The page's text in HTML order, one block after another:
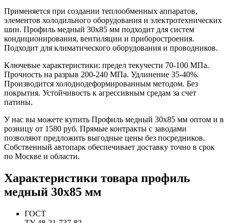
Применяется при создании теплообменных аппаратов,
элементов холодильного оборудования и электротехнических
шин. Профиль медный 30х85 мм подходит для систем
кондиционирования, вентиляции и приборостроения.
Подходит для климатического оборудования и проводников.
Ключевые характеристики: предел текучести 70-100 МПа.
Прочность на разрыв 200-240 МПа. Удлинение 35-40%.
Производится холоднодеформированным методом. Без
покрытия. Устойчивость к агрессивным средам за счет
патины.
У нас вы можете купить Профиль медный 30х85 мм оптом и в
розницу от 1580 руб. Прямые контракты с заводами
позволяют предложить выгодные цены без посредников.
Собственный автопарк обеспечивает доставку точно в срок
по Москве и области.
Характеристики товара профиль
медный 30х85 мм
ГОСТ